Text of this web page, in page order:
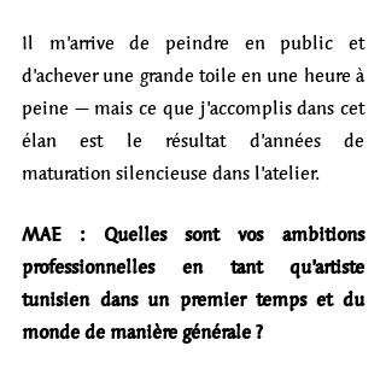
Il m’arrive de peindre en public et
d’achever une grande toile en une heure à
peine – mais ce que j’accomplis dans cet
élan est le résultat d’années de
maturation silencieuse dans l’atelier.
MAE : Quelles sont vos ambitions
professionnelles en tant qu’artiste
tunisien dans un premier temps et du
monde de manière générale ?